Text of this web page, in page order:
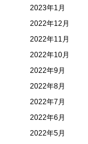
2023年1月
2022年12月
2022年11月
2022年10月
2022年9月
2022年8月
2022年7月
2022年6月
2022年5月